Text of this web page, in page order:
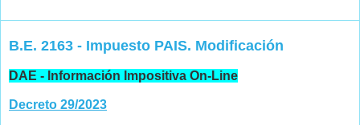
B.E. 2163 - Impuesto PAIS. Modificación
DAE - Información Impositiva On-Line
Decreto 29/2023